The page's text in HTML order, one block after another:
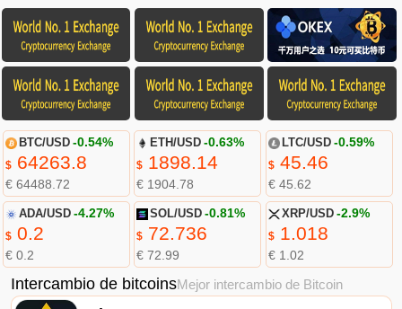
BTC/USD -0.54%
$64263.8
€ 64488.72
ETH/USD -0.63%
$ 1898.14
€ 1904.78
LTC/USD -0.59%
$45.46
€ 45.62
ADA/USD -4.27%
$0.2
€ 0.2
SOL/USD -0.81%
$ 72.736
€ 72.99
XRP/USD -2.9%
$1.018
€ 1.02
Intercambio de bitcoinsMejor intercambio de Bitcoin